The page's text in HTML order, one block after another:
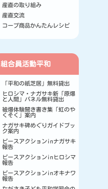
産直の取り組み
産直交流
コープ商品かんたんレシピ
組合員活動平和
「平和の紙芝居」無料貸出
ヒロシマ・ナガサキ新「原爆
と人間」パネル無料貸出
被爆体験聞き書き集「虹のや
くそく」案内
ナガサキ碑めぐりガイドブッ
ク案内
ピースアクションinナガサキ
報告
ピースアクションinヒロシマ
報告
ピースアクションinオキナワ
報告